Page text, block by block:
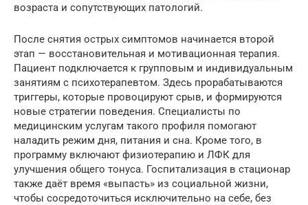
возраста и сопутствующих патологий.
После снятия острых симптомов начинается второй
этап — восстановительная и мотивационная терапия.
Пациент подключается к групповым и индивидуальным
занятиям с психотерапевтом. Здесь прорабатываются
триггеры, которые провоцируют срыв, и формируются
новые стратегии поведения. Специалисты по
медицинским услугам такого профиля помогают
наладить режим дня, питания и сна. Кроме того, в
программу включают физиотерапию и ЛФК для
улучшения общего тонуса. Госпитализация в стационар
также даёт время «выпасть» из социальной жизни,
чтобы сосредоточиться исключительно на себе, без